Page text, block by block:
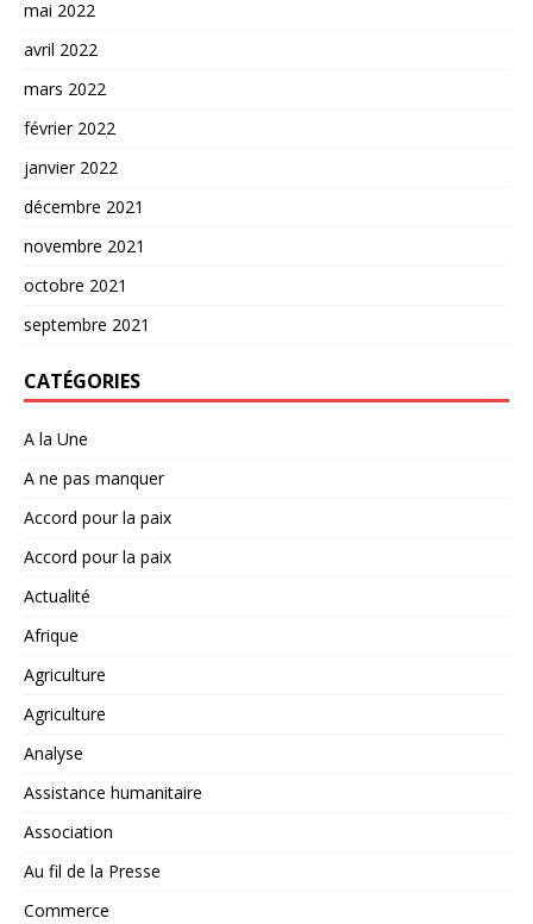
mai 2022
avril 2022
mars 2022
février 2022
janvier 2022
décembre 2021
novembre 2021
octobre 2021
septembre 2021
CATÉGORIES
A la Une
A ne pas manquer
Accord pour la paix
Accord pour la paix
Actualité
Afrique
Agriculture
Agriculture
Analyse
Assistance humanitaire
Association
Au fil de la Presse
Commerce